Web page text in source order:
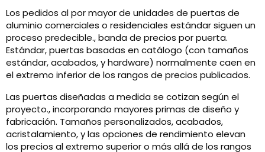
Los pedidos al por mayor de unidades de puertas de
aluminio comerciales o residenciales estándar siguen un
proceso predecible., banda de precios por puerta.
Estándar, puertas basadas en catálogo (con tamaños
estándar, acabados, y hardware) normalmente caen en
el extremo inferior de los rangos de precios publicados.
Las puertas diseñadas a medida se cotizan según el
proyecto., incorporando mayores primas de diseño y
fabricación. Tamaños personalizados, acabados,
acristalamiento, y las opciones de rendimiento elevan
los precios al extremo superior o más allá de los rangos